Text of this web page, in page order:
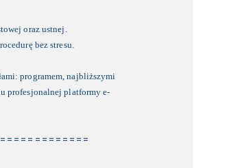
oraz ustnej.
bez stresu.
programem, najbliższymi
profesjonalnej platformy e-